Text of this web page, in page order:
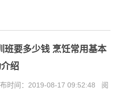
班要多少钱 烹饪常用基本
绍
时间：2019-08-17 09:52:48 阅